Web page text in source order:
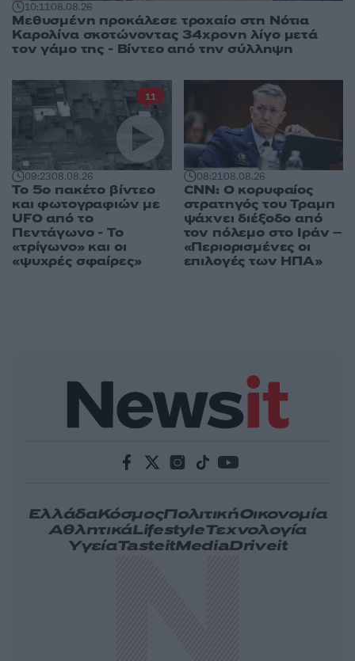
10:1108.08.26
Μεθυσμένη προκάλεσε τροχαίο στη Νότια
Καρολίνα σκοτώνοντας 34χρονη λίγο μετά
τον γάμο της - Βίντεο από την σύλληψη
09:2308.08.26
Το 5ο πακέτο βίντεο
και φωτογραφιών με
UFO από το
Πεντάγωνο - Το
«τρίγωνο» και οι
«ψυχρές σφαίρες»
11
08:2108.08.26
CNN: Ο κορυφαίος
στρατηγός του Τραμπ
ψάχνει διέξοδο από
τον πόλεμο στο Ιράν –
«Περιορισμένες οι
επιλογές των ΗΠΑ»
ΕλλάδαΚόσμοςΠολιτικήΟικονομία
ΑθλητικάLifestyleΤεχνολογία
ΥγείαTasteitMediaDriveit